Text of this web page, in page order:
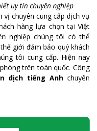
uy tín chuyên nghiệp
chuyên cung cấp dịch vụ
hàng lựa chọn tại Việt
nghiệp chúng tôi có thể
giới đảm bảo quý khách
tôi cung cấp. Hiện nay
trên toàn quốc. Công
dịch tiếng Anhchuyên